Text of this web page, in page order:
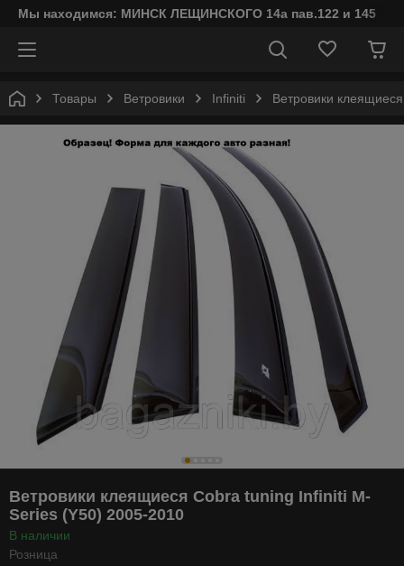
Мы находимся: МИНСК ЛЕЩИНСКОГО 14а пав.122 и 145
Товары Ветровики Infiniti Ветровики
Ветровики клеящиеся Cobra tuning Infiniti M-
Series (Y50) 2005-2010
В наличии
Розница